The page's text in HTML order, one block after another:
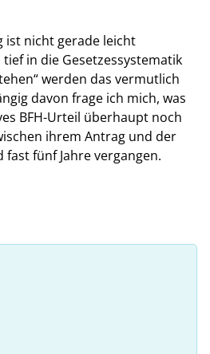
ist nicht gerade leicht
in die Gesetzessystematik
werden das vermutlich
davon frage ich mich, was
BFH-Urteil überhaupt noch
ihrem Antrag und der
fast fünf Jahre vergangen.